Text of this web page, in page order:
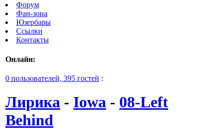
Форум
Фан-зона
Юзербары
Ссылки
Контакты
Онлайн:
0 пользователей, 395 гостей :
Лирика - Iowa - 08-Left
Behind